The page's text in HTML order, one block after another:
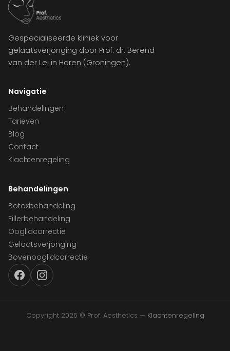
Gespecialiseerde kliniek voor
gelaatsverjonging door Prof. dr. Berend
van der Lei in Haren (Groningen).
Navigatie
Behandelingen
Tarieven
Blog
Contact
Klachtenregeling
Behandelingen
Botoxbehandeling
Fillerbehandeling
Ooglidcorrectie
Gelaatsverjonging
Bovenooglidcorrectie
Copyright 2026 © Prof. Aesthetics — Klachtenregeling